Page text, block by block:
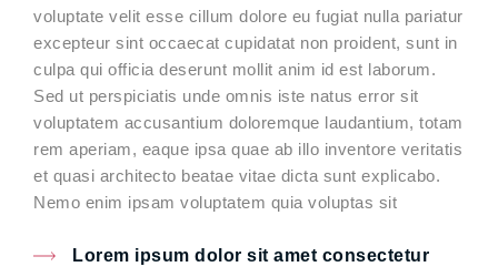
voluptate velit esse cillum dolore eu fugiat nulla pariatur
excepteur sint occaecat cupidatat non proident, sunt in
culpa qui officia deserunt mollit anim id est laborum.
Sed ut perspiciatis unde omnis iste natus error sit
voluptatem accusantium doloremque laudantium, totam
rem aperiam, eaque ipsa quae ab illo inventore veritatis
et quasi architecto beatae vitae dicta sunt explicabo.
Nemo enim ipsam voluptatem quia voluptas sit
Lorem ipsum dolor sit amet consectetur